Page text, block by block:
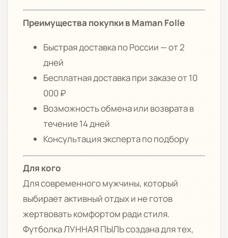
Преимущества покупки в Maman Folle
Быстрая доставка по России — от 2
дней
Бесплатная доставка при заказе от 10
000 ₽
Возможность обмена или возврата в
течение 14 дней
Консультация эксперта по подбору
Для кого
Для современного мужчины, который
выбирает активный отдых и не готов
жертвовать комфортом ради стиля.
Футболка ЛУННАЯ ПЫЛЬ создана для тех,